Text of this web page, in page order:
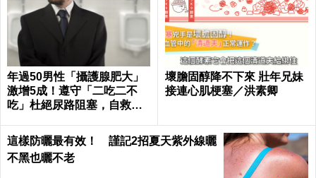
年過50男性「攝護腺肥大」
激增5成！遵守「二吃二不
吃」杜絕尿路阻塞，自救下
壞膽固醇降不下來 壯年兄妹
接連心肌梗塞／洪素卿
這樣防曬最有效！ 謹記2招夏天紫外線曬
不黑也曬不老